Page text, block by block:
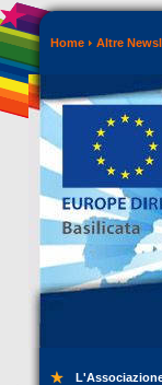
Home Altre